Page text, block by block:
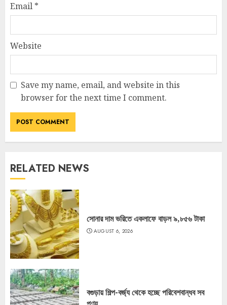
Email *
Website
Save my name, email, and website in this
browser for the next time I comment.
RELATED NEWS
সোনার দাম ভরিতে একলাফে বাড়ল ৯,৮৫৬ টাকা
AUGUST 6, 2026
বগুড়ায় শিল্প-বর্জ্য থেকে হচ্ছে পরিবেশবান্ধব সব